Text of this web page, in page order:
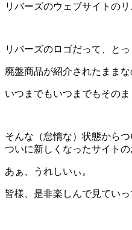
リバーズのウェブサイトのリ
リバーズのロゴだって、と
廃盤商品が紹介されたままな
いつまでもいつまでもそのま
そんな（怠惰な）状態から
ついに新しくなったサイトの
あぁ、うれしいぃ。
皆様、是非楽しんで見ていっ